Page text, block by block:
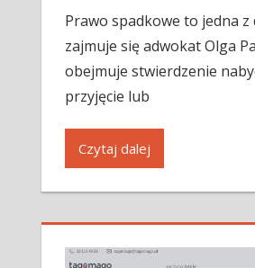
Prawo spadkowe to jedna
zajmuje się adwokat Olga
obejmuje stwierdzenie
przyjęcie lub
Czytaj dalej